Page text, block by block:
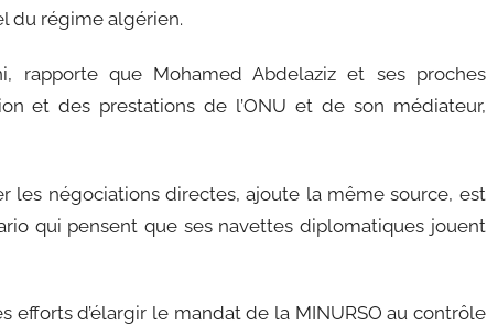
du régime algérien.
rapporte que Mohamed Abdelaziz et ses proches
et des prestations de l’ONU et de son médiateur,
les négociations directes, ajoute la même source, est
qui pensent que ses navettes diplomatiques jouent
efforts d’élargir le mandat de la MINURSO au contrôle